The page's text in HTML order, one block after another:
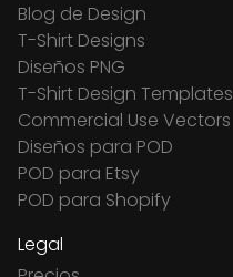
Blog de Design
T-Shirt Designs
Diseños PNG
T-Shirt Design Templates
Commercial Use Vectors
Diseños para POD
POD para Etsy
POD para Shopify
Legal